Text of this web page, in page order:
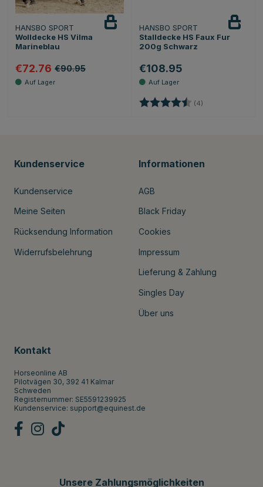
HANSBO SPORT
Wolldecke HS Vilma
Marineblau
€72.76 €90.95
HANSBO SPORT
Stalldecke HS Faux Fur
200g Schwarz
€108.95
Bewertung: (4)
Kundenservice
Kundenservice
Meine Seiten
Rücksendung Information
Widerrufsbelehrung
Informationen
AGB
Black Friday
Cookies
Impressum
Lieferung & Zahlung
Singles Day
Über uns
Kontakt
Horseonline AB
Pilotvägen 30, 392 41 Kalmar
Schweden
Registernummer: SE5591239925
Kundenservice: support@equinest.de
Unsere Zahlungsmöglichkeiten